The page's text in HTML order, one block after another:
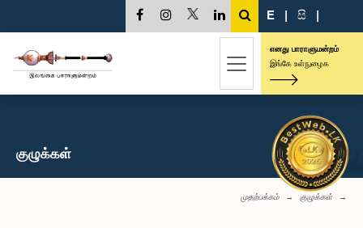
E | සි |
எனது பாராளுமன்றம்
இங்கே உள்நுழைக
குழுக்கள்
முதற்பக்கம் குழுக்கள்